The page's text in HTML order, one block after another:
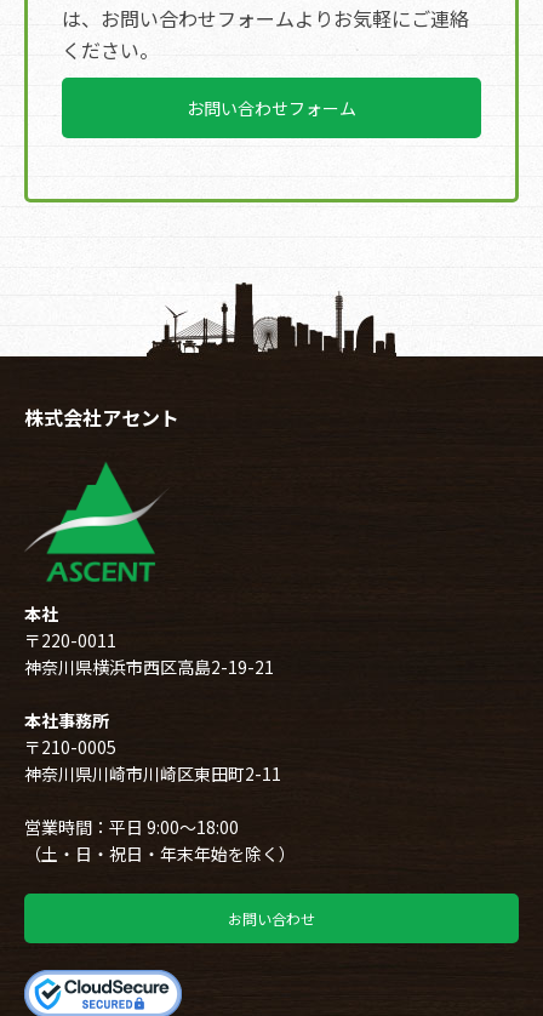
は、お問い合わせフォームよりお気軽にご連絡
ください。
お問い合わせフォーム
株式会社アセント
本社
〒220-0011
神奈川県横浜市西区高島2-19-21
本社事務所
〒210-0005
神奈川県川崎市川崎区東田町2-11
営業時間：平日 9:00～18:00
（土・日・祝日・年末年始を除く）
お問い合わせ